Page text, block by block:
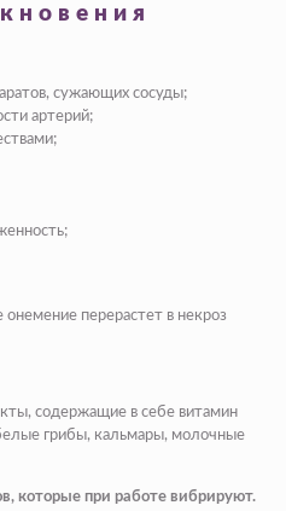
сужающих сосуды;
артерий;
онемение перерастет в некроз
содержащие в себе витамин
грибы, кальмары, молочные
которые при работе вибрируют.